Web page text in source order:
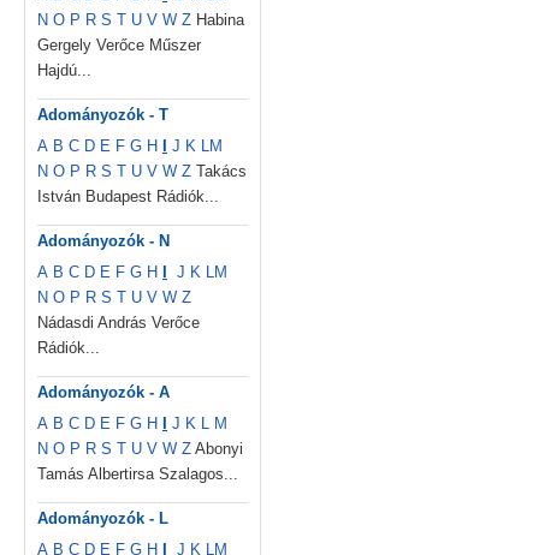
N O P R S T U V W Z Habina
Gergely Verőce Műszer
Hajdú...
Adományozók - T
A B C D E F G H J K LM
N O P R S T U V W Z Takács
István Budapest Rádiók...
Adományozók - N
A B C D E F G H J K LM
N O P R S T U V W Z
Nádasdi András Verőce
Rádiók...
Adományozók - A
A B C D E F G H J K L M
N O P R S T U V W Z Abonyi
Tamás Albertirsa Szalagos...
Adományozók - L
A B C D E F G H J K LM